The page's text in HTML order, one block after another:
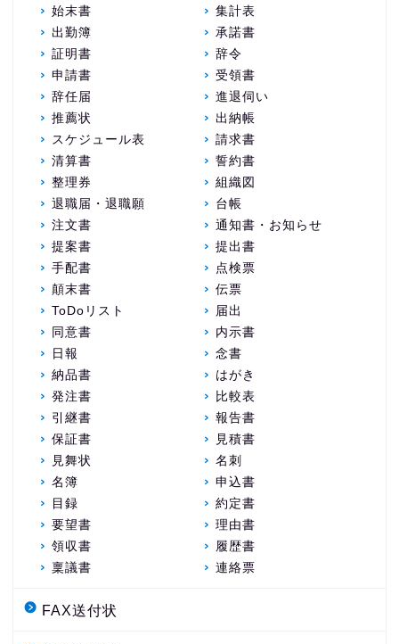
始末書
集計表
出勤簿
承諾書
証明書
辞令
申請書
受領書
辞任届
進退伺い
推薦状
出納帳
スケジュール表
請求書
清算書
誓約書
整理券
組織図
退職届・退職願
台帳
注文書
通知書・お知らせ
提案書
提出書
手配書
点検票
顛末書
伝票
ToDoリスト
届出
同意書
内示書
日報
念書
納品書
はがき
発注書
比較表
引継書
報告書
保証書
見積書
見舞状
名刺
名簿
申込書
目録
約定書
要望書
理由書
領収書
履歴書
稟議書
連絡票
FAX送付状